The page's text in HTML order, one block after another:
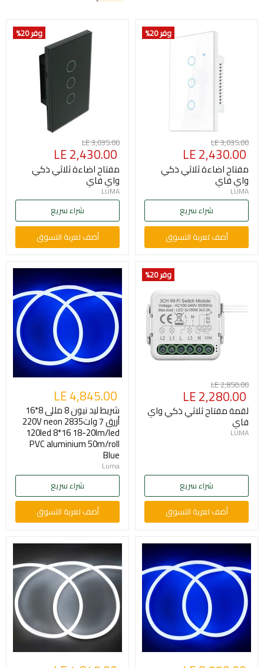
وفر 20 %
السعر
الأصلي
LE 3,035.00
السعر
الحالي
LE 2,430.00
مفتاح اضاءة ثلاثي ذكي
واي فاي
LUMA
شراء سريع
أضف لعربة التسوق
وفر 20 %
السعر
الأصلي
LE 3,035.00
السعر
الحالي
LE 2,430.00
مفتاح اضاءة ثلاثي ذكي
واي فاي
LUMA
شراء سريع
أضف لعربة التسوق
وفر 20 %
السعر
الأصلي
LE 2,850.00
السعر
الحالي
LE 2,280.00
لقمة مفتاح ثلاثي ذكي واي
فاي
LUMA
شراء سريع
أضف لعربة التسوق
LE 4,845.00
شريط ليد نيون 8 مللى 8*16
أزرق 7 وات220V neon 2835
120led 8*16 18-20lm/led
PVC aluminium 50m/roll
Blue
Luma
شراء سريع
أضف لعربة التسوق